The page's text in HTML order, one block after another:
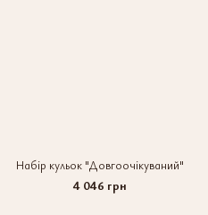
Набір кульок "Довгоочікуваний"
4 046 грн